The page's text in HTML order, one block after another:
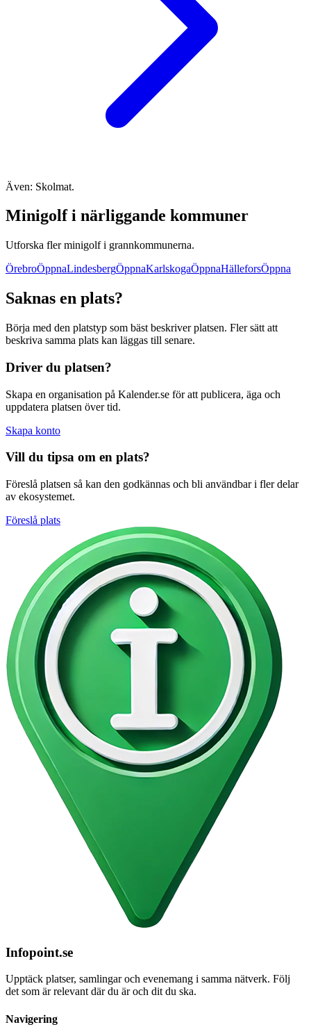
Även: Skolmat.
Minigolf i närliggande kommuner
Utforska fler minigolf i grannkommunerna.
ÖrebroÖppnaLindesbergÖppnaKarlskogaÖppnaHälleforsÖppna
Saknas en plats?
Börja med den platstyp som bäst beskriver platsen. Fler sätt att
beskriva samma plats kan läggas till senare.
Driver du platsen?
Skapa en organisation på Kalender.se för att publicera, äga och
uppdatera platsen över tid.
Skapa konto
Vill du tipsa om en plats?
Föreslå platsen så kan den godkännas och bli användbar i fler delar
av ekosystemet.
Föreslå plats
Infopoint.se
Upptäck platser, samlingar och evenemang i samma nätverk. Följ
det som är relevant där du är och dit du ska.
Navigering